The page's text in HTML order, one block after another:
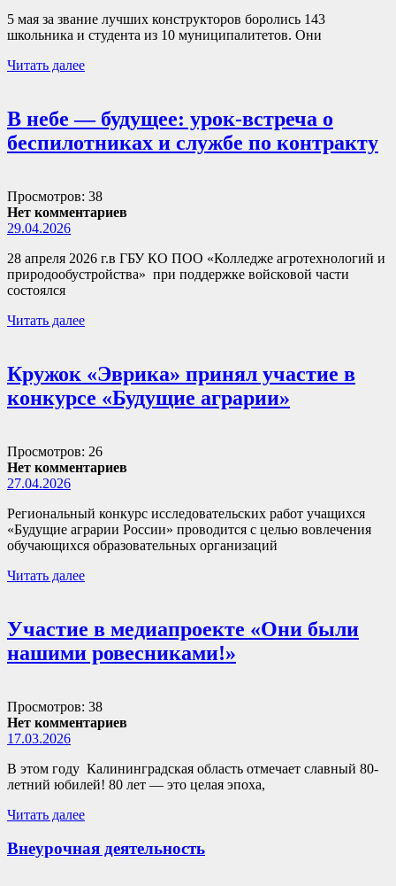
5 мая за звание лучших конструкторов боролись 143
школьника и студента из 10 муниципалитетов. Они
Читать далее
В небе — будущее: урок-встреча о
беспилотниках и службе по контракту
Просмотров: 38
Нет комментариев
29.04.2026
28 апреля 2026 г.в ГБУ КО ПОО «Колледже агротехнологий и
природообустройства» при поддержке войсковой части
состоялся
Читать далее
Кружок «Эврика» принял участие в
конкурсе «Будущие аграрии»
Просмотров: 26
Нет комментариев
27.04.2026
Региональный конкурс исследовательских работ учащихся
«Будущие аграрии России» проводится с целью вовлечения
обучающихся образовательных организаций
Читать далее
Участие в медиапроекте «Они были
нашими ровесниками!»
Просмотров: 38
Нет комментариев
17.03.2026
В этом году Калининградская область отмечает славный 80-
летний юбилей! 80 лет — это целая эпоха,
Читать далее
Внеурочная деятельность